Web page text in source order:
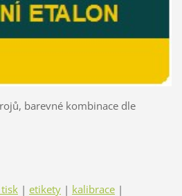
barevné kombinace dle
| etikety | kalibrace |